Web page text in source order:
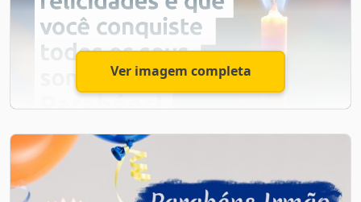
que este novo ano de vida traga muitas alegrias,
realizações e surpresas agradáveis.
Lembre-se sempre de que eu estarei aqui para apoiá-
lo, independentemente do que aconteça. Parabéns,
meu querido irmão, que você tenha um aniversário
cheio de amor, paz e alegria. Te amo muito!
Querido Irmão
Ver imagem completa